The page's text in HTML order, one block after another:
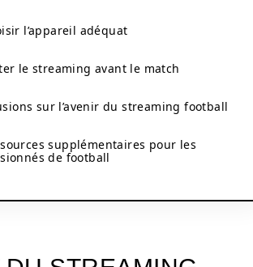
l’appareil adéquat
le streaming avant le match
sur l’avenir du streaming football
supplémentaires pour les
de football